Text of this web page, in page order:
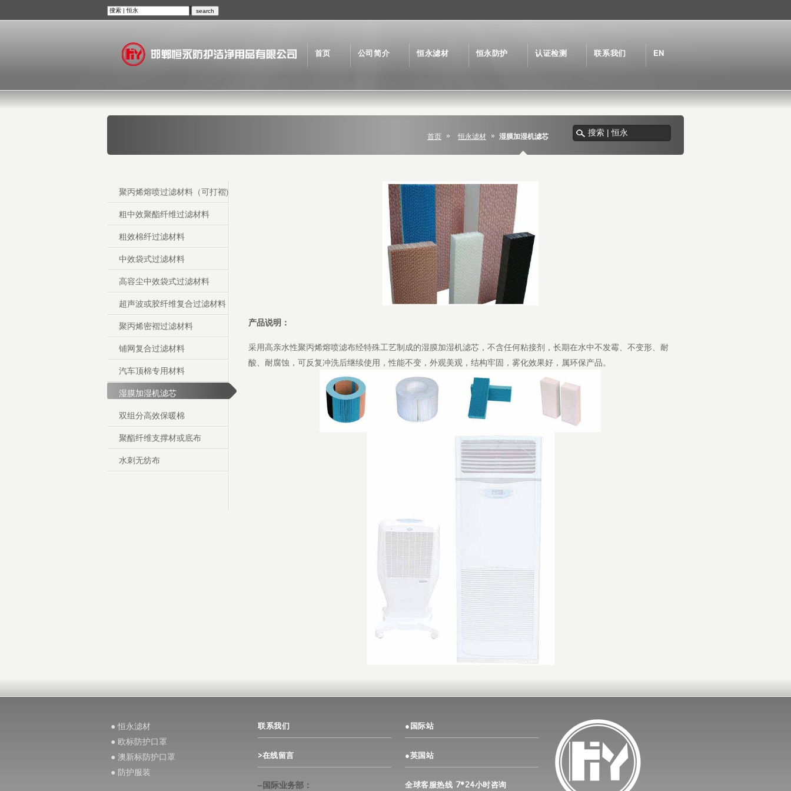
首页 公司简介 恒永滤材 恒永防护 认证检测 联系我们 EN
首页 恒永滤材 湿膜加湿机滤芯
聚丙烯熔喷过滤材料（可打褶)
粗中效聚酯纤维过滤材料
粗效棉纤过滤材料
中效袋式过滤材料
高容尘中效袋式过滤材料
超声波或胶纤维复合过滤材料
聚丙烯密褶过滤材料
铺网复合过滤材料
汽车顶棉专用材料
湿膜加湿机滤芯
双组分高效保暖棉
聚酯纤维支撑材或底布
水刺无纺布
产品说明：
采用高亲水性聚丙烯熔喷滤布经特殊工艺制成的湿膜加湿机滤芯，不含任何粘接剂，长期在水中不发霉、不变形、耐
酸、耐腐蚀，可反复冲洗后继续使用，性能不变，外观美观，结构牢固，雾化效果好，属环保产品。
● 恒永滤材
● 欧标防护口罩
● 澳新标防护口罩
● 防护服装
联系我们
>在线留言
–国际业务部：
●国际站
●英国站
全球客服热线 7*24小时咨询